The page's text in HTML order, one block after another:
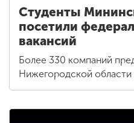
Студенты
посетили
вакансий
Более 330 компаний
Нижегородской области